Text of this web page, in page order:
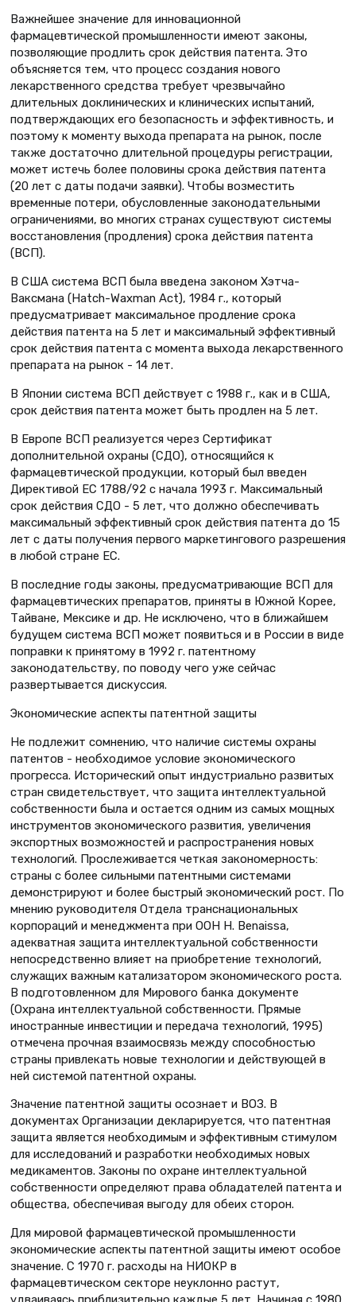
Важнейшее значение для инновационной
фармацевтической промышленности имеют законы,
позволяющие продлить срок действия патента. Это
объясняется тем, что процесс создания нового
лекарственного средства требует чрезвычайно
длительных доклинических и клинических испытаний,
подтверждающих его безопасность и эффективность, и
поэтому к моменту выхода препарата на рынок, после
также достаточно длительной процедуры регистрации,
может истечь более половины срока действия патента
(20 лет с даты подачи заявки). Чтобы возместить
временные потери, обусловленные законодательными
ограничениями, во многих странах существуют системы
восстановления (продления) срока действия патента
(ВСП).
В США система ВСП была введена законом Хэтча-
Ваксмана (Hatch-Waxman Act), 1984 г., который
предусматривает максимальное продление срока
действия патента на 5 лет и максимальный эффективный
срок действия патента с момента выхода лекарственного
препарата на рынок - 14 лет.
В Японии система ВСП действует с 1988 г., как и в США,
срок действия патента может быть продлен на 5 лет.
В Европе ВСП реализуется через Сертификат
дополнительной охраны (СДО), относящийся к
фармацевтической продукции, который был введен
Директивой ЕС 1788/92 с начала 1993 г. Максимальный
срок действия СДО - 5 лет, что должно обеспечивать
максимальный эффективный срок действия патента до 15
лет с даты получения первого маркетингового разрешения
в любой стране ЕС.
В последние годы законы, предусматривающие ВСП для
фармацевтических препаратов, приняты в Южной Корее,
Тайване, Мексике и др. Не исключено, что в ближайшем
будущем система ВСП может появиться и в России в виде
поправки к принятому в 1992 г. патентному
законодательству, по поводу чего уже сейчас
развертывается дискуссия.
Экономические аспекты патентной защиты
Не подлежит сомнению, что наличие системы охраны
патентов - необходимое условие экономического
прогресса. Исторический опыт индустриально развитых
стран свидетельствует, что защита интеллектуальной
собственности была и остается одним из самых мощных
инструментов экономического развития, увеличения
экспортных возможностей и распространения новых
технологий. Прослеживается четкая закономерность:
страны с более сильными патентными системами
демонстрируют и более быстрый экономический рост. По
мнению руководителя Отдела транснациональных
корпораций и менеджмента при ООН H. Benaissa,
адекватная защита интеллектуальной собственности
непосредственно влияет на приобретение технологий,
служащих важным катализатором экономического роста.
В подготовленном для Мирового банка документе
(Охрана интеллектуальной собственности. Прямые
иностранные инвестиции и передача технологий, 1995)
отмечена прочная взаимосвязь между способностью
страны привлекать новые технологии и действующей в
ней системой патентной охраны.
Значение патентной защиты осознает и ВОЗ. В
документах Организации декларируется, что патентная
защита является необходимым и эффективным стимулом
для исследований и разработки необходимых новых
медикаментов. Законы по охране интеллектуальной
собственности определяют права обладателей патента и
общества, обеспечивая выгоду для обеих сторон.
Для мировой фармацевтической промышленности
экономические аспекты патентной защиты имеют особое
значение. С 1970 г. расходы на НИОКР в
фармацевтическом секторе неуклонно растут,